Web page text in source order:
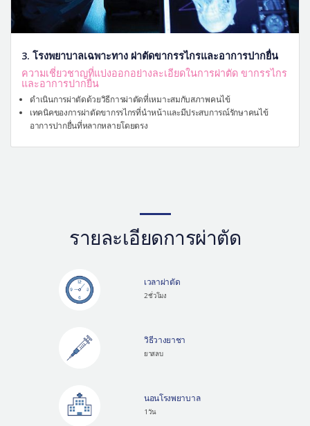
3. โรงพยาบาลเฉพาะทาง ผ่าตัดขากรรไกรและอาการปากยื่น
ความเชี่ยวชาญที่แบ่งออกอย่างละเอียดในการผ่าตัด ขากรรไกร
และอาการปากยื่น
ดำเนินการผ่าตัดด้วยวิธีการผ่าตัดที่เหมาะสมกับสภาพคนไข้
เทคนิคของการผ่าตัดขากรรไกรที่นำหน้าและมีประสบการณ์รักษาคนไข้
อาการปากยื่นที่หลากหลายโดยตรง
รายละเอียดการผ่าตัด
เวลาผ่าตัด
2 ชั่วโมง
วิธีวางยาชา
ยาสลบ
นอนโรงพยาบาล
1 วัน